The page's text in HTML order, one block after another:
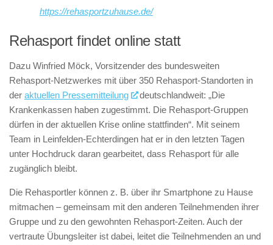
https://rehasportzuhause.de/
Rehasport findet online statt
Dazu Winfried Möck, Vorsitzender des bundesweiten
Rehasport-Netzwerkes mit über 350 Rehasport-Standorten in
der aktuellen Pressemitteilung
deutschlandweit: „Die
Krankenkassen haben zugestimmt. Die Rehasport-Gruppen
dürfen in der aktuellen Krise online stattfinden“. Mit seinem
Team in Leinfelden-Echterdingen hat er in den letzten Tagen
unter Hochdruck daran gearbeitet, dass Rehasport für alle
zugänglich bleibt.
Die Rehasportler können z. B. über ihr Smartphone zu Hause
mitmachen – gemeinsam mit den anderen Teilnehmenden ihrer
Gruppe und zu den gewohnten Rehasport-Zeiten. Auch der
vertraute Übungsleiter ist dabei, leitet die Teilnehmenden an und